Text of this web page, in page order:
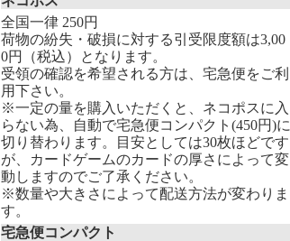
全国一律 250円
荷物の紛失・破損に対する引受限度額は3,00
0円（税込）となります。
受領の確認を希望される方は、宅急便をご利
用下さい。
※一定の量を購入いただくと、ネコポスに入
らない為、自動で宅急便コンパクト(450円)に
切り替わります。目安としては30枚ほどです
が、カードゲームのカードの厚さによって変
動しますのでご了承ください。
※数量や大きさによって配送方法が変わりま
す。
宅急便コンパクト